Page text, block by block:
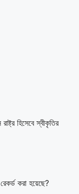
হিসেবে স্বীকৃতির
করা হয়েছে?